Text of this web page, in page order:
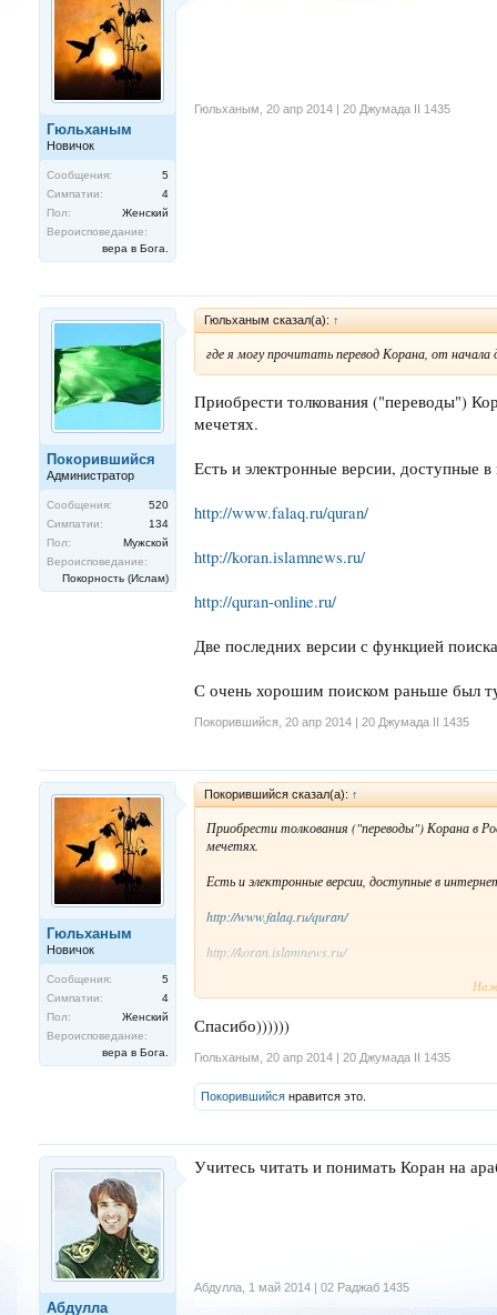
Гюльханым
Новичок
Сообщения:
5
Симпатии:
4
Пол:
Женский
Вероисповедание:
вера в Бога.
Гюльханым 20 апр 2014 | 20 Джумада II 1435
Покорившийся
Администратор
Сообщения:
520
Симпатии:
134
Пол:
Мужской
Вероисповедание:
Покорность (Ислам)
Гюльханым сказал(а): ↑
где я могу прочитать перевод Корана, от начала
Приобрести толкования ("переводы")
мечетях.
Есть и электронные версии, доступные в
http://www.falaq.ru/quran/
http://koran.islamnews.ru/
http://quran-online.ru/
Две последних версии с функцией
С очень хорошим поиском раньше был
Покорившийся 20 апр 2014 | 20 Джумада II 1435
Гюльханым
Новичок
Сообщения:
5
Симпатии:
4
Пол:
Женский
Вероисповедание:
вера в Бога.
Покорившийся сказал(а): ↑
Приобрести толкования ("переводы") Корана в
мечетях.
Есть и электронные версии, доступные в
http://www.falaq.ru/quran/
http://koran.islamnews.ru/
Две последних версии с функцией поиска.
С очень хорошим поиском раньше был тут:
Спасибо))))))
Гюльханым 20 апр 2014 | 20 Джумада II 1435
Покорившийся нравится это.
Абдулла
Учитесь читать и понимать Коран на
Абдулла 1 май 2014 | 02 Раджаб 1435